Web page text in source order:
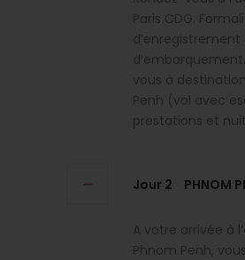
Paris CDG.
d’enregistrement
vous à
Penh (vol avec
prestations et
Jour 2 PHNOM
A votre arrivée à
Phnom Penh,